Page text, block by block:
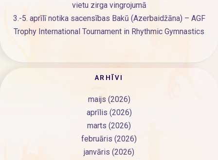
vietu zirga vingrojumā
3.-5. aprīlī notika sacensības Bakū (Azerbaidžāna) – AGF
Trophy International Tournament in Rhythmic Gymnastics
ARHĪVI
maijs (2026)
aprīlis (2026)
marts (2026)
februāris (2026)
janvāris (2026)